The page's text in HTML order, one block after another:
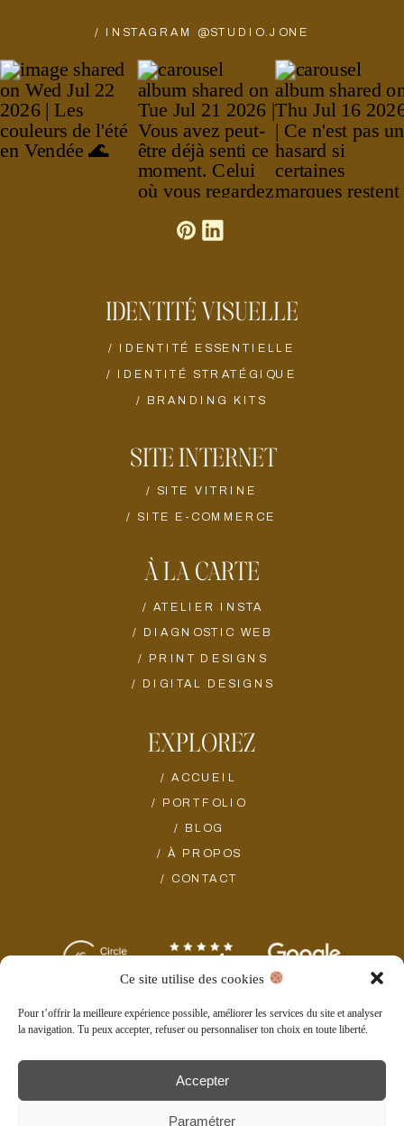
Ce site utilise des cookies
Pour t’offrir la meilleure expérience possible, améliorer les services du site et analyser
la navigation. Tu peux accepter, refuser ou personnaliser ton choix en toute liberté.
Accepter
Paramétrer
© 2025 Studio Jone
Conditions générales de vente
/ INSTAGRAM @STUDIO.JONE
IDENTITÉ VISUELLE
/ IDENTITÉ ESSENTIELLE
/ IDENTITÉ STRATÉGIQUE
/ BRANDING KITS
/ SITE VITRINE
/ SITE E-COMMERCE
/ ACCUEIL
/ BLOG
/ À PROPOS
/ CONTACT
À LA CARTE
/ ATELIER INSTA
SITE INTERNET
/ DIAGNOSTIC WEB
/ PRINT DESIGNS
/ DIGITAL DESIGNS
EXPLOREZ
/ PORTFOLIO